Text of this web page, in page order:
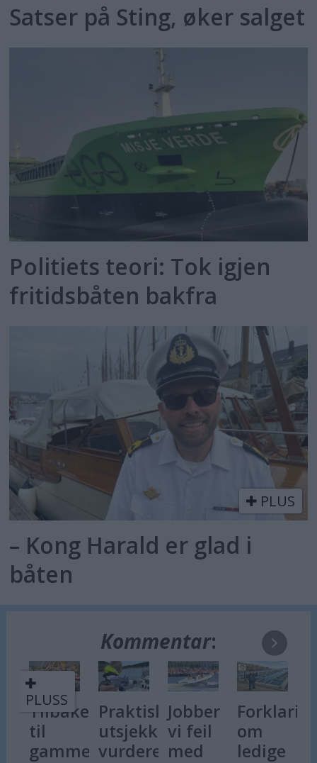
Satser på Sting, øker salget
Politiets teori: Tok igjen
fritidsbåten bakfra
PLUS
– Kong Harald er glad i
båten
Kommentar:
Praktisk
utsjekk
vurderes
Jobber
vi feil
med
Forklaringen
om
ledige
Får vi
på